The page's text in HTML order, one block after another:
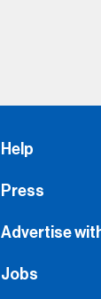
Press
Advertise with
Jobs
FS1